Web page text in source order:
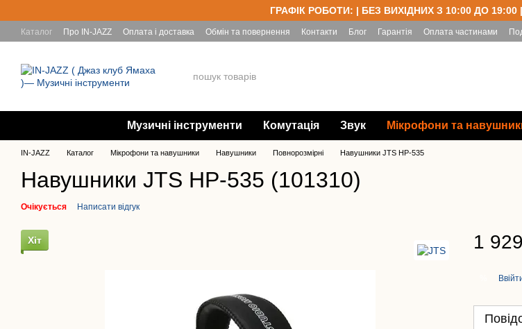
ГРАФІК РОБОТИ: | БЕЗ ВИХІДНИХ З 10:00 ДО 19:00
Каталог Про IN-JAZZ Оплата і доставка Обмін та повернення Контакти Блог Гарантія Оплата частинами
Музичні інструменти Комутація Звук Мікрофони та
IN-JAZZ Каталог Мікрофони та навушники Навушники Повнорозмірні Навушники JTS HP-535
Навушники JTS HP-535 (101310)
Очікується Написати відгук
Хіт 1